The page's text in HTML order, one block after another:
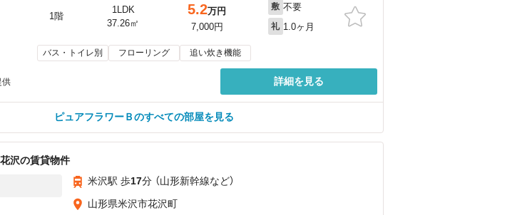
1階
1LDK
37.26㎡
5.2万円
7,000円
敷 不要
礼 1.0ヶ月
バス・トイレ別 フローリング 追い炊き機能
供 詳細を見る
ピュアフラワーＢのすべての部屋を見る
沢の賃貸物件
米沢駅 歩17分 （山形新幹線など）
山形県米沢市花沢町